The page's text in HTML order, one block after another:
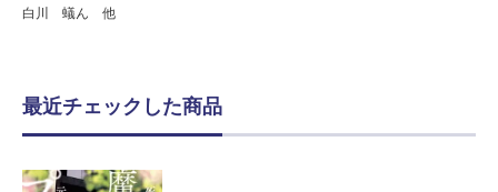
白川 蟻ん 他
最近チェックした商品